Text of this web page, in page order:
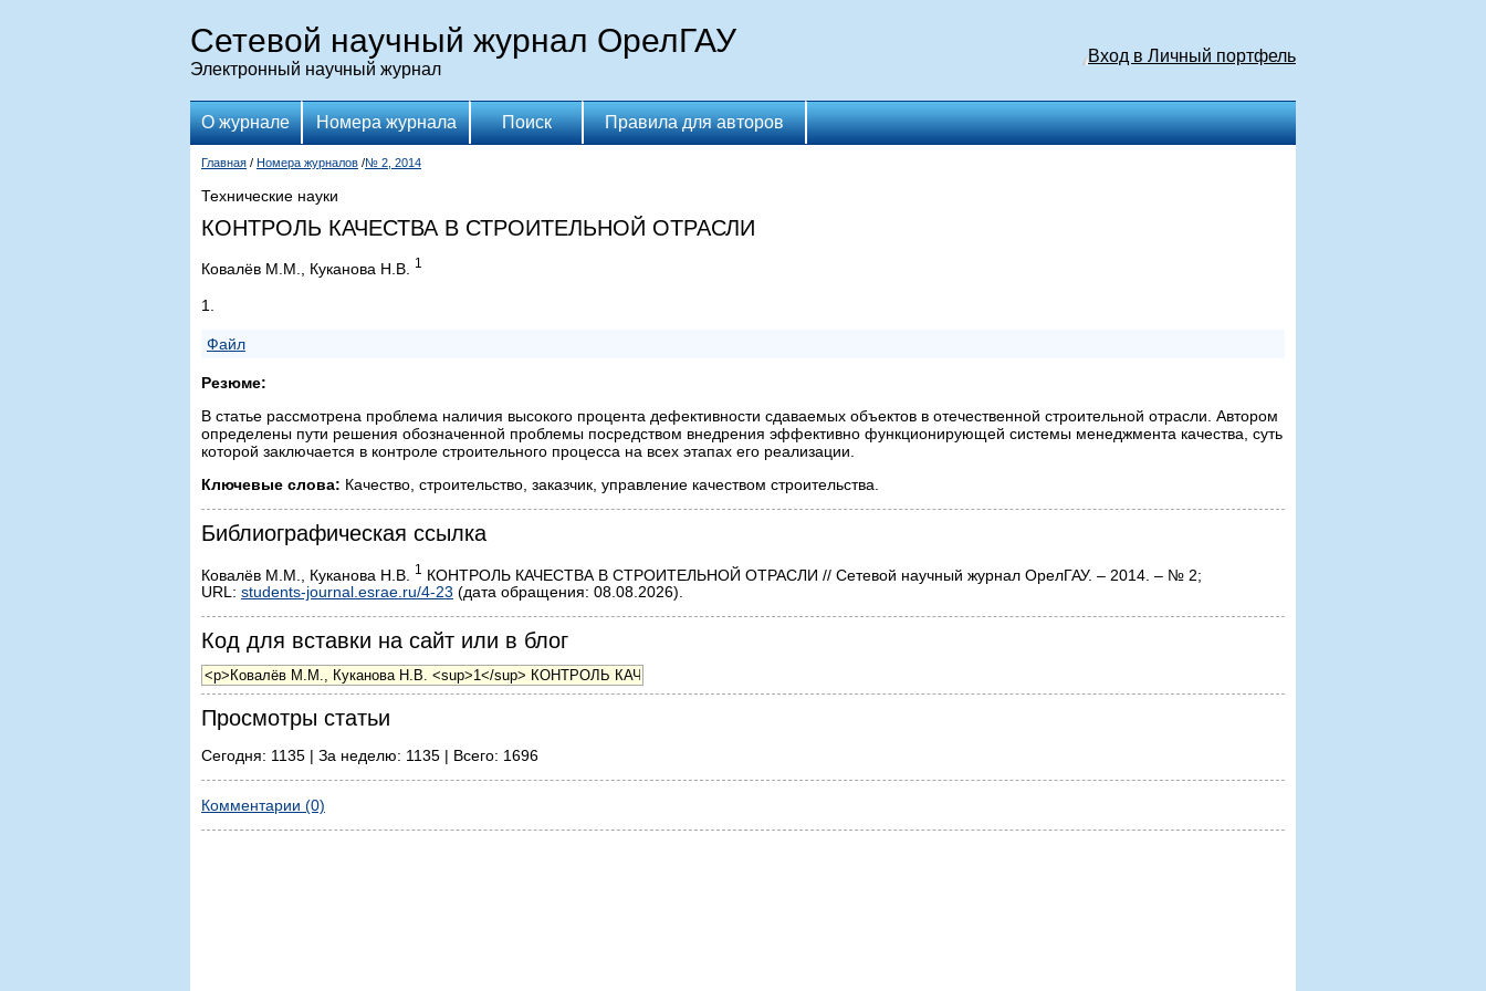
Сетевой научный журнал ОрелГАУ
Электронный научный журнал
Вход в Личный портфель
О журнале Номера журнала Поиск Правила для авторов
Главная / Номера журналов /№ 2, 2014
Технические науки
КОНТРОЛЬ КАЧЕСТВА В СТРОИТЕЛЬНОЙ ОТРАСЛИ
Ковалёв М.М., Куканова Н.В. 1
1.
Файл
Резюме:
В статье рассмотрена проблема наличия высокого процента дефективности сдаваемых объектов в отечественной строительной отрасли. Автором
определены пути решения обозначенной проблемы посредством внедрения эффективно функционирующей системы менеджмента качества, суть
которой заключается в контроле строительного процесса на всех этапах его реализации.
Ключевые слова: Качество, строительство, заказчик, управление качеством строительства.
Библиографическая ссылка
Ковалёв М.М., Куканова Н.В. 1
КОНТРОЛЬ КАЧЕСТВА В СТРОИТЕЛЬНОЙ ОТРАСЛИ // Сетевой научный журнал ОрелГАУ. – 2014. – № 2;
URL: students-journal.esrae.ru/4-23 (дата обращения: 08.08.2026).
Код для вставки на сайт или в блог
Просмотры статьи
Сегодня: 1135 | За неделю: 1135 | Всего: 1696
Комментарии (0)